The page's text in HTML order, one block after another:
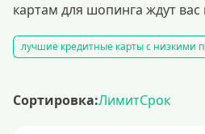
картам для шопинга ждут
лучшие кредитные карты с низкими
Сортировка:ЛимитСрок